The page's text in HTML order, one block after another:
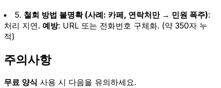
5. 철회 방법 불명확 (사례: 카페, 연락처만 → 민원 폭주):
처리 지연. 예방: URL 또는 전화번호 구체화. (약 350자 누
적)
주의사항
무료 양식 사용 시 다음을 유의하세요.